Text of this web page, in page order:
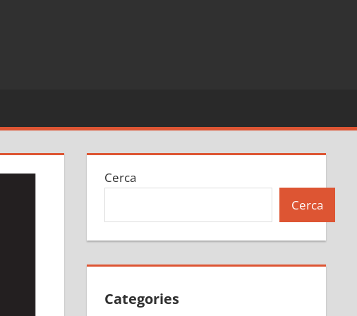
Cerca
Cerca
Categories